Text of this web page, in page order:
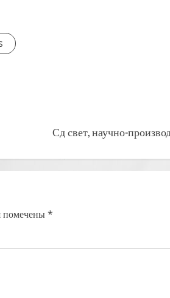
Сд свет, научно-
помечены*